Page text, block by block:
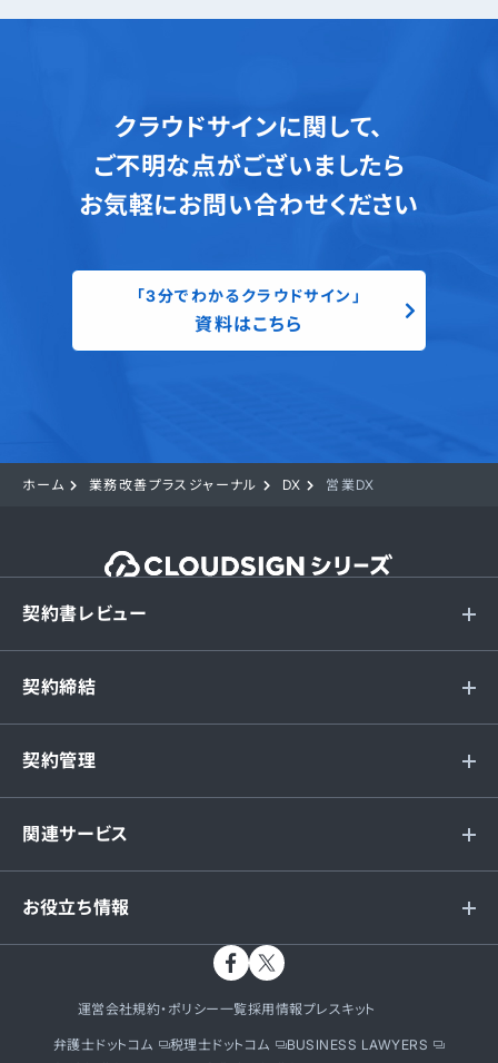
クラウドサインに関して、
ご不明な点がございましたら
お気軽にお問い合わせください
「3分でわかるクラウドサイン」
資料はこちら
ホーム 業務改善プラスジャーナル DX 営業DX
契約書レビュー
契約締結
契約管理
関連サービス
お役立ち情報
運営会社規約・ポリシー一覧採用情報プレスキット
弁護士ドットコム 税理士ドットコム
BUSINESS LAWYERS